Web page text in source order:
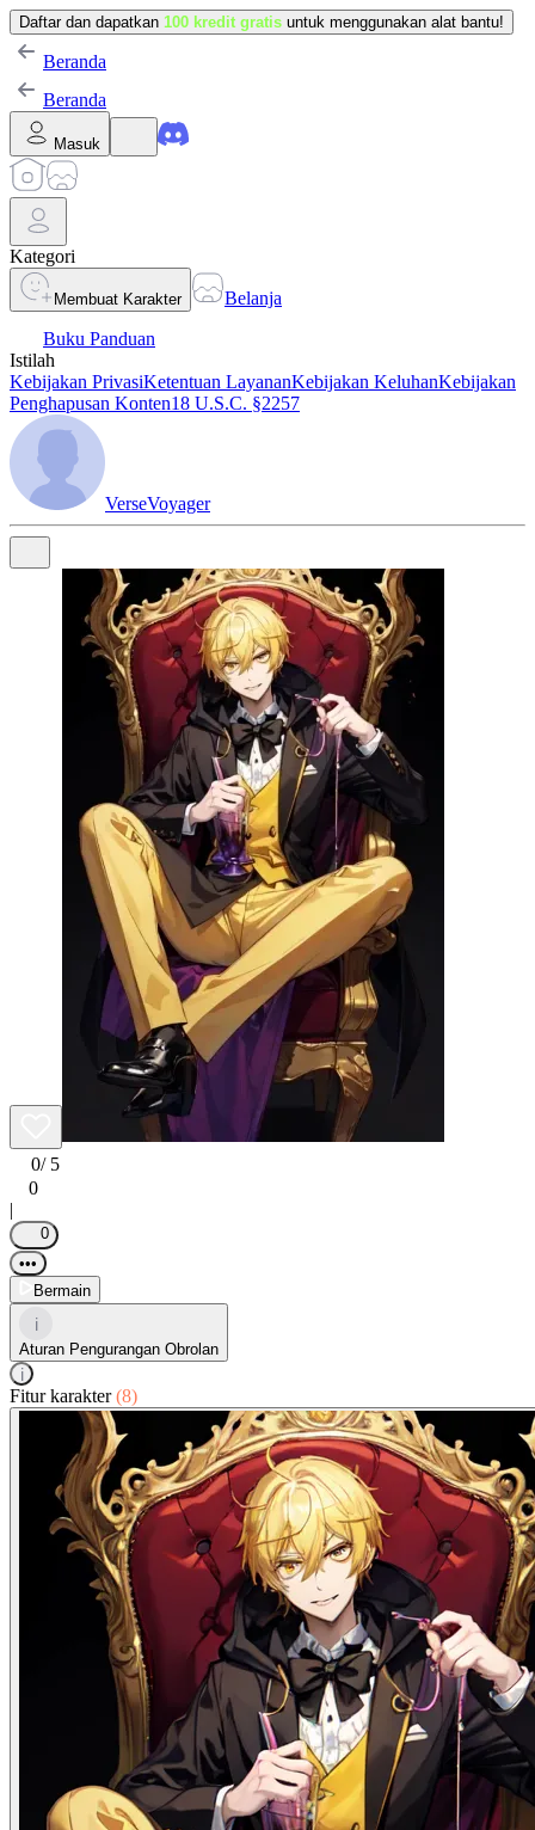
Daftar dan dapatkan 100 kredit gratis untuk menggunakan alat bantu!
Beranda
Beranda
Masuk
Kategori
Membuat Karakter
Belanja
Buku Panduan
Istilah
Kebijakan PrivasiKetentuan LayananKebijakan KeluhanKebijakan
Penghapusan Konten18 U.S.C. §2257
VerseVoyager
0/ 5
0
|
0
•••
Bermain
i
Aturan Pengurangan Obrolan
i
Fitur karakter(8)